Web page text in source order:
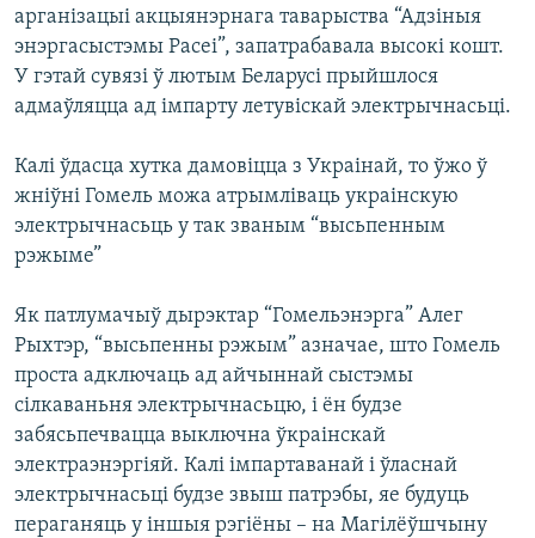
арганізацыі акцыянэрнага таварыства “Адзіныя
энэргасыстэмы Расеі”, запатрабавала высокі кошт.
У гэтай сувязі ў лютым Беларусі прыйшлося
адмаўляцца ад імпарту летувіскай электрычнасьці.
Калі ўдасца хутка дамовіцца з Украінай, то ўжо ў
жніўні Гомель можа атрымліваць украінскую
электрычнасьць у так званым “высьпенным
рэжыме”
Як патлумачыў дырэктар “Гомельэнэрга” Алег
Рыхтэр, “высьпенны рэжым” азначае, што Гомель
проста адключаць ад айчыннай сыстэмы
сілкаваньня электрычнасьцю, і ён будзе
забясьпечвацца выключна ўкраінскай
электраэнэргіяй. Калі імпартаванай і ўласнай
электрычнасьці будзе звыш патрэбы, яе будуць
пераганяць у іншыя рэгіёны – на Магілёўшчыну